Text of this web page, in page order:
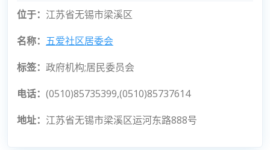
位于： 江苏省无锡市梁溪区
名称： 五爱社区居委会
标签： 政府机构;居民委员会
电话： (0510)85735399,(0510)85737614
地址： 江苏省无锡市梁溪区运河东路888号